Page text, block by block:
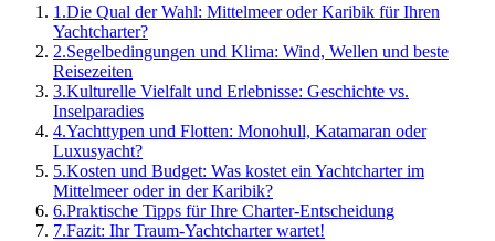
1 .Die Qual der Wahl: Mittelmeer oder Karibik für Ihren
Yachtcharter?
2.Segelbedingungen und Klima: Wind, Wellen und beste
Reisezeiten
3.Kulturelle Vielfalt und Erlebnisse: Geschichte vs.
Inselparadies
4.Yachttypen und Flotten: Monohull, Katamaran oder
Luxusyacht?
5.Kosten und Budget: Was kostet ein Yachtcharter im
Mittelmeer oder in der Karibik?
6.Praktische Tipps für Ihre Charter-Entscheidung
7.Fazit: Ihr Traum-Yachtcharter wartet!